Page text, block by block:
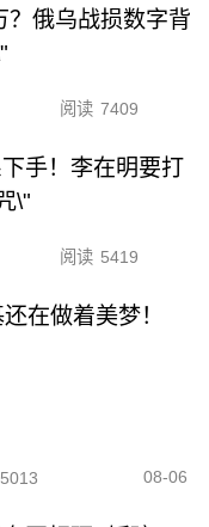
？俄乌战损数字背
阅读 7409
手！李在明要打
\"
阅读 5419
在做着美梦！
5013 08-06